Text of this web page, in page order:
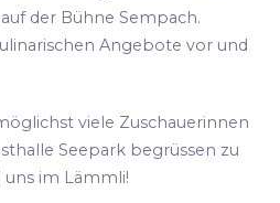
der Bühne Sempach.
Angebote vor und
viele Zuschauerinnen
Seepark begrüssen zu
uns im Lämmli!